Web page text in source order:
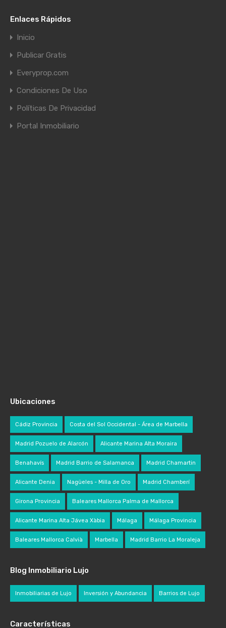
Enlaces Rápidos
Inicio
Publicar Gratis
Everyprop.com
Condiciones De Uso
Políticas De Privacidad
Portal Inmobiliario
Ubicaciones
Cádiz Provincia Costa del Sol Occidental - Área de Marbella
Madrid Pozuelo de Alarcón Alicante Marina Alta Moraira
Benahavís Madrid Barrio de Salamanca Madrid Chamartin
Alicante Denia Nagüeles - Milla de Oro Madrid Chamberí
Girona Provincia Baleares Mallorca Palma de Mallorca
Alicante Marina Alta Jávea Xàbia Málaga Málaga Provincia
Baleares Mallorca Calvià Marbella Madrid Barrio La Moraleja
Blog Inmobiliario Lujo
Inmobiliarias de Lujo Inversión y Abundancia Barrios de Lujo
Características